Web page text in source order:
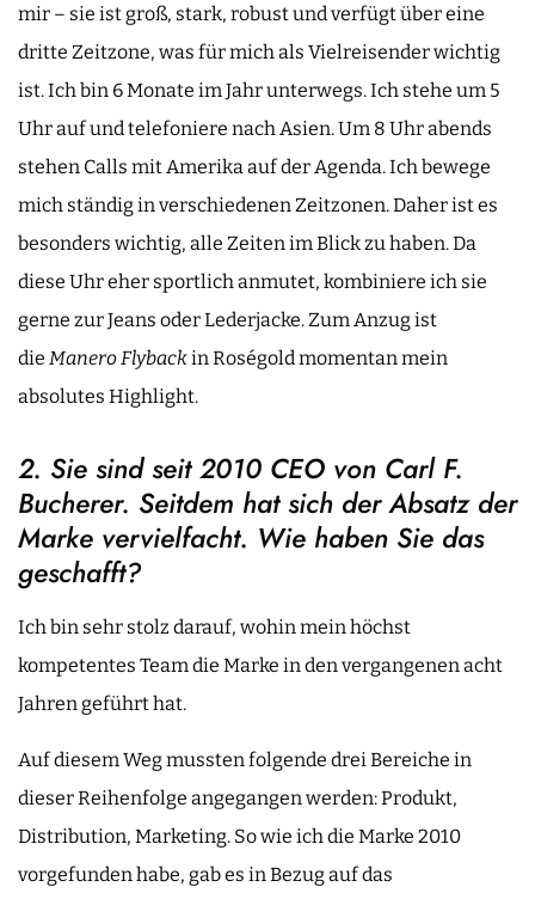
mir – sie ist groß, stark, robust und verfügt über eine
dritte Zeitzone, was für mich als Vielreisender wichtig
ist. Ich bin 6 Monate im Jahr unterwegs. Ich stehe um 5
Uhr auf und telefoniere nach Asien. Um 8 Uhr abends
stehen Calls mit Amerika auf der Agenda. Ich bewege
mich ständig in verschiedenen Zeitzonen. Daher ist es
besonders wichtig, alle Zeiten im Blick zu haben. Da
diese Uhr eher sportlich anmutet, kombiniere ich sie
gerne zur Jeans oder Lederjacke. Zum Anzug ist
die Manero Flybackin Roségold momentan mein
absolutes Highlight.
2. Sie sind seit 2010 CEO von Carl F.
Bucherer. Seitdem hat sich der Absatz der
Marke vervielfacht. Wie haben Sie das
geschafft?
Ich bin sehr stolz darauf, wohin mein höchst
kompetentes Team die Marke in den vergangenen acht
Jahren geführt hat.
Auf diesem Weg mussten folgende drei Bereiche in
dieser Reihenfolge angegangen werden: Produkt,
Distribution, Marketing. So wie ich die Marke 2010
vorgefunden habe, gab es in Bezug auf das